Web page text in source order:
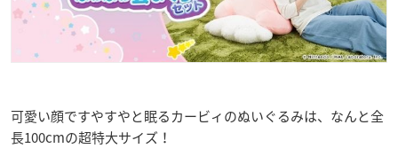
可愛い顔ですやすやと眠るカービィのぬいぐるみは、なんと全
長100cmの超特大サイズ！